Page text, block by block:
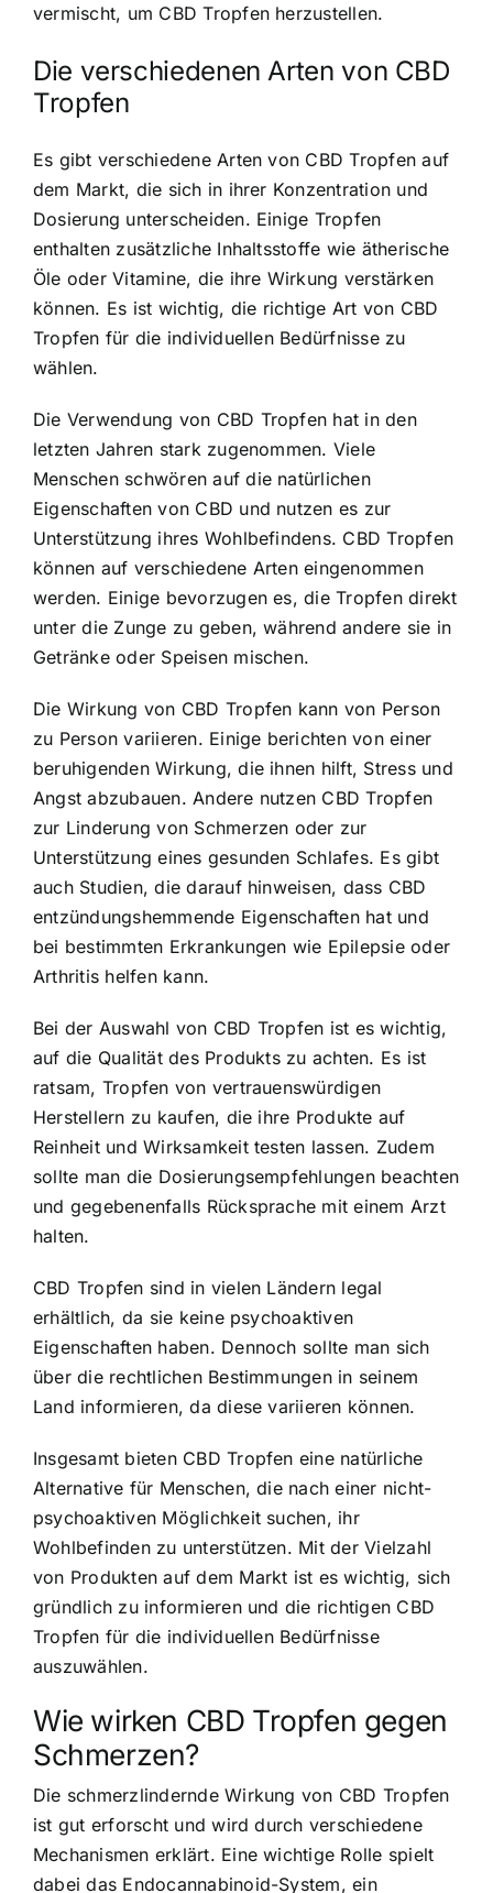
vermischt, um CBD Tropfen herzustellen.
Die verschiedenen Arten von CBD
Tropfen
Es gibt verschiedene Arten von CBD Tropfen auf
dem Markt, die sich in ihrer Konzentration und
Dosierung unterscheiden. Einige Tropfen
enthalten zusätzliche Inhaltsstoffe wie ätherische
Öle oder Vitamine, die ihre Wirkung verstärken
können. Es ist wichtig, die richtige Art von CBD
Tropfen für die individuellen Bedürfnisse zu
wählen.
Die Verwendung von CBD Tropfen hat in den
letzten Jahren stark zugenommen. Viele
Menschen schwören auf die natürlichen
Eigenschaften von CBD und nutzen es zur
Unterstützung ihres Wohlbefindens. CBD Tropfen
können auf verschiedene Arten eingenommen
werden. Einige bevorzugen es, die Tropfen direkt
unter die Zunge zu geben, während andere sie in
Getränke oder Speisen mischen.
Die Wirkung von CBD Tropfen kann von Person
zu Person variieren. Einige berichten von einer
beruhigenden Wirkung, die ihnen hilft, Stress und
Angst abzubauen. Andere nutzen CBD Tropfen
zur Linderung von Schmerzen oder zur
Unterstützung eines gesunden Schlafes. Es gibt
auch Studien, die darauf hinweisen, dass CBD
entzündungshemmende Eigenschaften hat und
bei bestimmten Erkrankungen wie Epilepsie oder
Arthritis helfen kann.
Bei der Auswahl von CBD Tropfen ist es wichtig,
auf die Qualität des Produkts zu achten. Es ist
ratsam, Tropfen von vertrauenswürdigen
Herstellern zu kaufen, die ihre Produkte auf
Reinheit und Wirksamkeit testen lassen. Zudem
sollte man die Dosierungsempfehlungen beachten
und gegebenenfalls Rücksprache mit einem Arzt
halten.
CBD Tropfen sind in vielen Ländern legal
erhältlich, da sie keine psychoaktiven
Eigenschaften haben. Dennoch sollte man sich
über die rechtlichen Bestimmungen in seinem
Land informieren, da diese variieren können.
Insgesamt bieten CBD Tropfen eine natürliche
Alternative für Menschen, die nach einer nicht-
psychoaktiven Möglichkeit suchen, ihr
Wohlbefinden zu unterstützen. Mit der Vielzahl
von Produkten auf dem Markt ist es wichtig, sich
gründlich zu informieren und die richtigen CBD
Tropfen für die individuellen Bedürfnisse
auszuwählen.
Wie wirken CBD Tropfen gegen
Schmerzen?
Die schmerzlindernde Wirkung von CBD Tropfen
ist gut erforscht und wird durch verschiedene
Mechanismen erklärt. Eine wichtige Rolle spielt
dabei das Endocannabinoid-System, ein